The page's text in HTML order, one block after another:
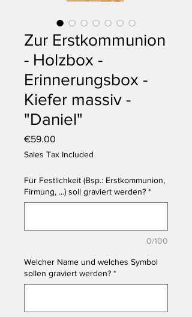
Zur Erstkommunion
- Holzbox -
Erinnerungsbox -
Kiefer massiv -
"Daniel"
€59.00
Sales Tax Included
Für Festlichkeit (Bsp.: Erstkommunion,
Firmung, ...) soll graviert werden? *
0/100
Welcher Name und welches Symbol
sollen graviert werden? *